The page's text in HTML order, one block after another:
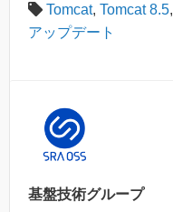
Tomcat, Tomcat 8.5,
アップデート
基盤技術グループ